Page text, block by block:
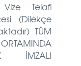
Telafi
(Dilekçe
TÜM
İMZALI